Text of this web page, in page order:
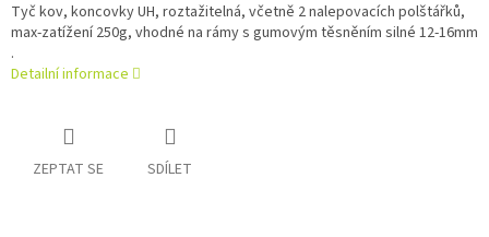
Tyč kov, koncovky UH, roztažitelná, včetně 2 nalepovacích polštářků,
max-zatížení 250g, vhodné na rámy s gumovým těsněním silné 12-16mm
.
Detailní informace
ZEPTAT SE SDÍLET